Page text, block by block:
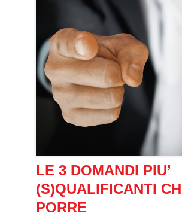
LE 3 DOMANDI PIU’
(S)QUALIFICANTI
PORRE